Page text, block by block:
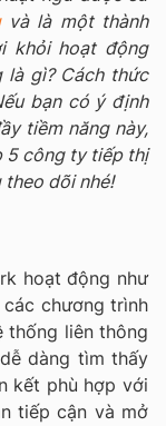
và là một thành
khỏi hoạt động
là gì? Cách thức
bạn có ý định
tiềm năng này,
5 công ty tiếp thị
theo dõi nhé!
hoạt động như
các chương trình
thống liên thông
dàng tìm thấy
kết phù hợp với
tiếp cận và mở